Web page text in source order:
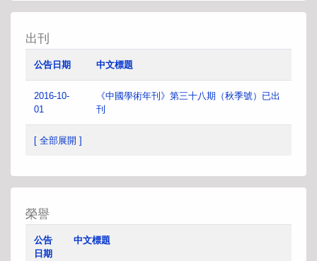
出刊
公告日期 中文標題
2016-10-
01
《中國學術年刊》第三十八期（秋季號）已出
刊
[ 全部展開 ]
榮譽
公告
日期
中文標題